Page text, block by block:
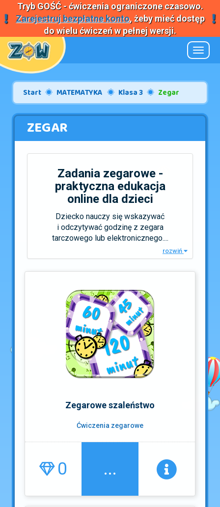
TrybGOŚĆ- ćwiczenia ograniczone czasowo.
Zarejestruj bezpłatne konto, żeby mieć dostęp
do wielu ćwiczeń w pełnej wersji.
Start MATEMATYKA Klasa 3 Zegar
ZEGAR
Zadania zegarowe -
praktyczna edukacja
online dla dzieci
Dziecko nauczy się wskazywać
i odczytywać godzinę z zegara
tarczowego lub elektronicznego....
rozwiń
Zegarowe szaleństwo
Ćwiczenia zegarowe
0 ...